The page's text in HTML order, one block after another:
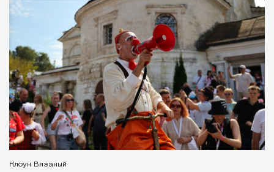
Клоун Вязаный